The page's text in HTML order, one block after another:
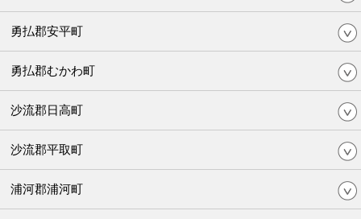
勇払郡安平町
勇払郡むかわ町
沙流郡日高町
沙流郡平取町
浦河郡浦河町